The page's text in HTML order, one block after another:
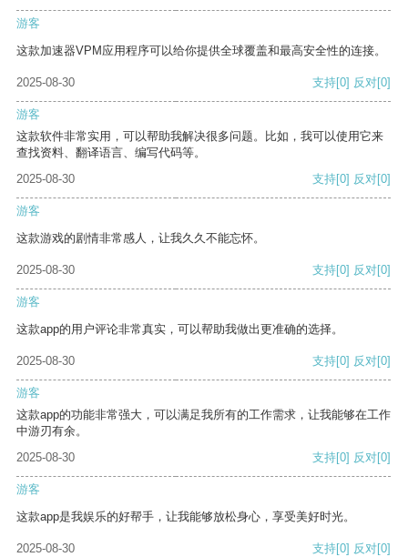
游客
这款加速器VPM应用程序可以给你提供全球覆盖和最高安全性的连接。
2025-08-30 支持[0] 反对[0]
游客
这款软件非常实用，可以帮助我解决很多问题。比如，我可以使用它来
查找资料、翻译语言、编写代码等。
2025-08-30
支持[0] 反对[0]
游客
这款游戏的剧情非常感人，让我久久不能忘怀。
2025-08-30 支持[0] 反对[0]
游客
这款app的用户评论非常真实，可以帮助我做出更准确的选择。
2025-08-30 支持[0] 反对[0]
游客
这款app的功能非常强大，可以满足我所有的工作需求，让我能够在工作
中游刃有余。
2025-08-30
支持[0] 反对[0]
游客
这款app是我娱乐的好帮手，让我能够放松身心，享受美好时光。
2025-08-30 支持[0] 反对[0]